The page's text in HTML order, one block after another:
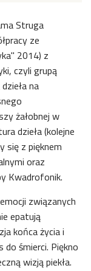
Struga
ze
2014) z
czyli grupą
na
żałobnej w
dzieła (kolejne
się z pięknem
oraz
Kwadrofonik.
związanych
epatują
końca życia i
śmierci. Piękno
wizją piekła.